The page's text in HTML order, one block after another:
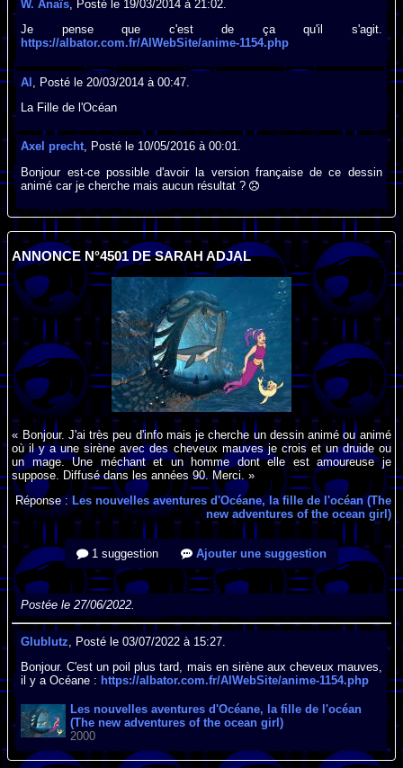
W. Anaïs, Posté le 19/03/2014 à 21:02.
Je pense que c'est de ça qu'il s'agit.
https://albator.com.fr/AlWebSite/anime-1154.php
Al
, Posté le 20/03/2014 à 00:47.
La Fille de l'Océan
Axel precht, Posté le 10/05/2016 à 00:01.
Bonjour est-ce possible d'avoir la version française de ce dessin
animé car je cherche mais aucun résultat ?
ANNONCE N°4501 DE SARAH ADJAL
« Bonjour. J'ai très peu d'info mais je cherche un dessin animé ou animé
où il y a une sirène avec des cheveux mauves je crois et un druide ou
un mage. Une méchant et un homme dont elle est amoureuse je
suppose. Diffusé dans les années 90. Merci. »
Réponse : Les nouvelles aventures d'Océane, la fille de l'océan (The
new adventures of the ocean girl)
1 suggestion Ajouter une suggestion
Postée le 27/06/2022.
Glublutz , Posté le 03/07/2022 à 15:27.
Bonjour. C'est un poil plus tard, mais en sirène aux cheveux mauves,
il y a Océane : https://albator.com.fr/AlWebSite/anime-1154.php
Les nouvelles aventures d'Océane, la fille de l'océan
(The new adventures of the ocean girl)
2000